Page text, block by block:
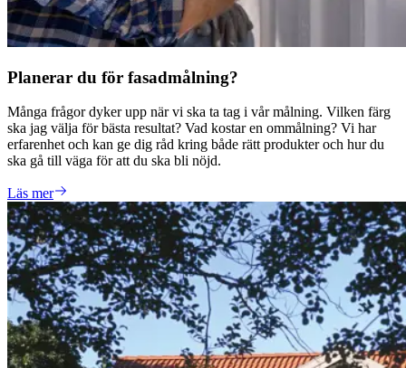
Planerar du för fasadmålning?
Många frågor dyker upp när vi ska ta tag i vår målning. Vilken färg
ska jag välja för bästa resultat? Vad kostar en ommålning? Vi har
erfarenhet och kan ge dig råd kring både rätt produkter och hur du
ska gå till väga för att du ska bli nöjd.
Läs mer